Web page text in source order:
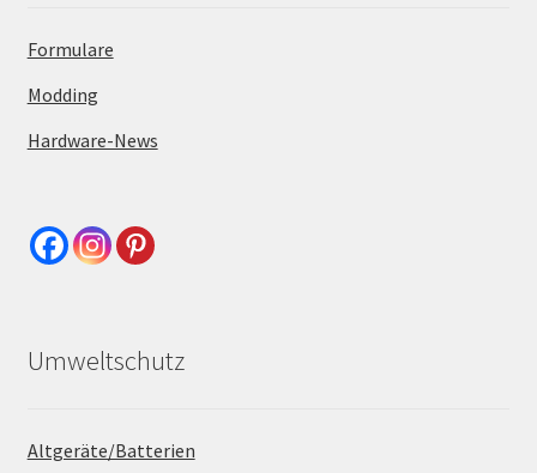
Formulare
Modding
Hardware-News
Umweltschutz
Altgeräte/Batterien